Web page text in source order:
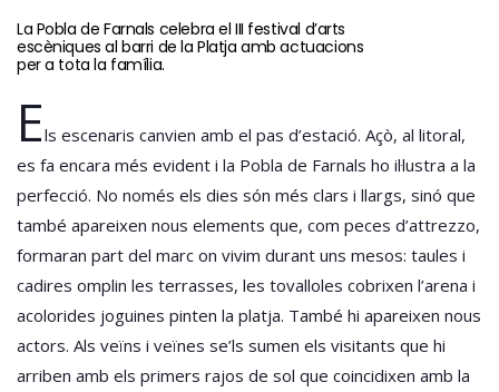
La Pobla de Farnals celebra el III festival d’arts
escèniques al barri de la Platja amb actuacions
per a tota la família.
Els escenaris canvien amb el pas d’estació. Açò, al litoral,
es fa encara més evident i la Pobla de Farnals ho il·lustra a la
perfecció. No només els dies són més clars i llargs, sinó que
també apareixen nous elements que, com peces d’attrezzo,
formaran part del marc on vivim durant uns mesos: taules i
cadires omplin les terrasses, les tovalloles cobrixen l’arena i
acolorides joguines pinten la platja. També hi apareixen nous
actors. Als veïns i veïnes se’ls sumen els visitants que hi
arriben amb els primers rajos de sol que coincidixen amb la